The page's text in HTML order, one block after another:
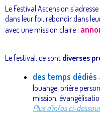
Le Festival Ascension
dans leur foi, rebondir dans
avec une mission claire :
Le festival, ce sont diverses
des temps dédiés
louange, prière
mission,
Plus d'infos ci-